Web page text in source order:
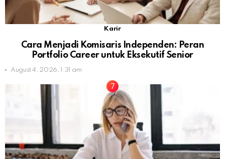
Karir
Cara Menjadi Komisaris Independen: Peran
Portfolio Career untuk Eksekutif Senior
August 4, 2026, 1:31 am